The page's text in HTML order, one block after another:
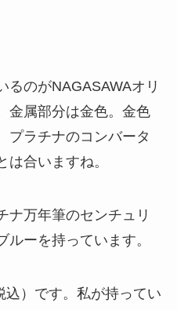
るのがNAGASAWAオリ
金属部分は金色。金色
プラチナのコンバータ
合いますね。
ナ万年筆のセンチュリ
ーを持っています。
込）です。私が持ってい